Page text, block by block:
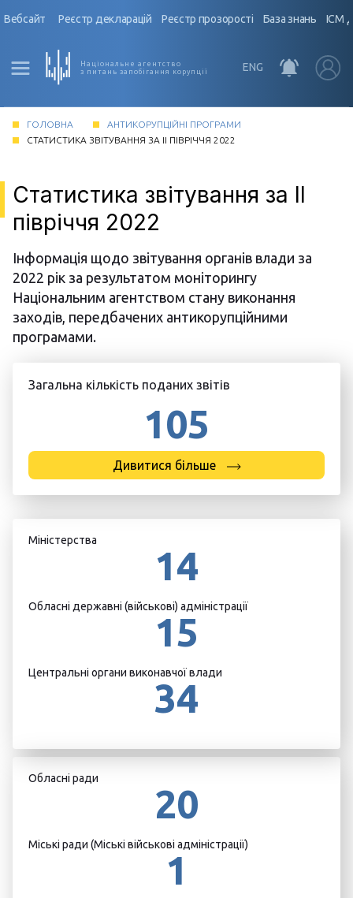
Вебсайт Реєстр декларацій Реєстр прозорості База знань ІСМ
Національне агентство
з питань запобігання корупції
ENG
ГОЛОВНА
АНТИКОРУПЦІЙНІ ПРОГРАМИ
СТАТИСТИКА ЗВІТУВАННЯ ЗА II ПІВРІЧЧЯ 2022
Статистика звітування за II
півріччя 2022
Інформація щодо звітування органів влади за
2022 рік за результатом моніторингу
Національним агентством стану виконання
заходів, передбачених антикорупційними
програмами.
105
Загальна кількість поданих звітів
Дивитися більше
14
Міністерства
15
Обласні державні (військові) адміністрації
34
Центральні органи виконавчої влади
20
Обласні ради
1
Міські ради (Міські військові адміністрації)